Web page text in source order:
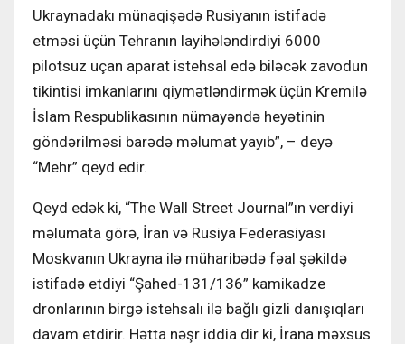
Ukraynadakı münaqişədə Rusiyanın istifadə
etməsi üçün Tehranın layihələndirdiyi 6000
pilotsuz uçan aparat istehsal edə biləcək zavodun
tikintisi imkanlarını qiymətləndirmək üçün Kremilə
İslam Respublikasının nümayəndə heyətinin
göndərilməsi barədə məlumat yayıb”, – deyə
“Mehr” qeyd edir.
Qeyd edək ki, “The Wall Street Journal”ın verdiyi
məlumata görə, İran və Rusiya Federasiyası
Moskvanın Ukrayna ilə müharibədə fəal şəkildə
istifadə etdiyi “Şahed-131/136” kamikadze
dronlarının birgə istehsalı ilə bağlı gizli danışıqları
davam etdirir. Hətta nəşr iddia dir ki, İrana məxsus